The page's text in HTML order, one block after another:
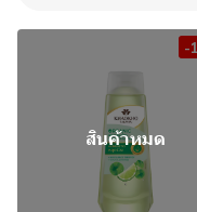
-
สินค้าหมด